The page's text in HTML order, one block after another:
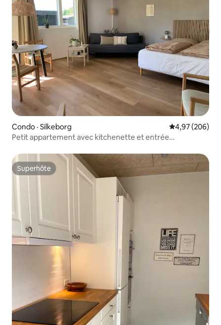
Condo · Silkeborg Note
4,97 (206)
Petit appartement avec kitchenette et entrée
Superhôte
Superhôte